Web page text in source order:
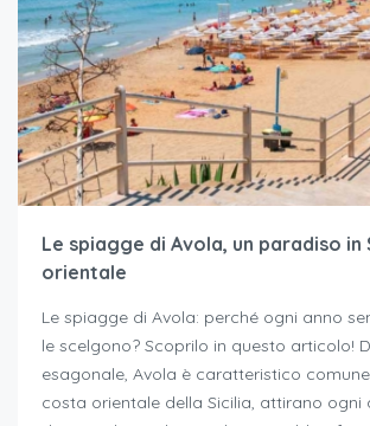
Le spiagge di Avola, un paradiso in
orientale
Le spiagge di Avola: perché ogni anno
le scelgono? Scoprilo in questo articolo!
esagonale, Avola è caratteristico
costa orientale della Sicilia, attirano ogni